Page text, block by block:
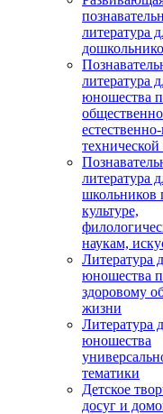
литература
литература
юношества
технической
литература
школьников
культуре,
наукам,
Литература
юношества
здоровому
жизни
Литература
юношества
тематики
Детское
досуг и